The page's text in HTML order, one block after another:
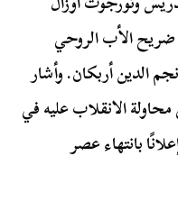
ضريح الأب الروحي
الدين أربكان. وأشار
محاولة الانقلاب عليه في
إعلانًا بانتهاء عصر